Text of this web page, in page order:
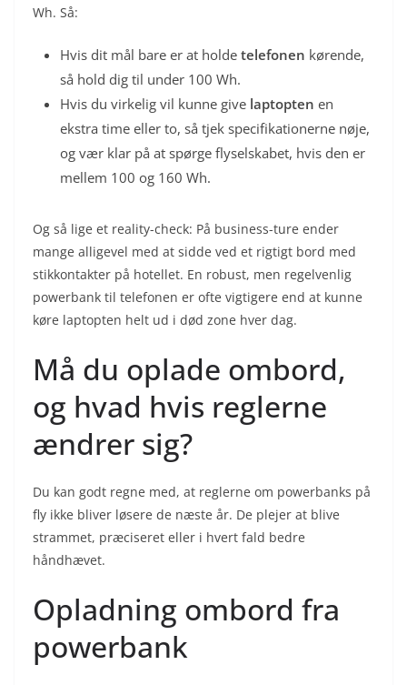
Wh. Så:
Hvis dit mål bare er at holde telefonen kørende,
så hold dig til under 100 Wh.
Hvis du virkelig vil kunne give laptopten en
ekstra time eller to, så tjek specifikationerne nøje,
og vær klar på at spørge flyselskabet, hvis den er
mellem 100 og 160 Wh.
Og så lige et reality-check: På business-ture ender
mange alligevel med at sidde ved et rigtigt bord med
stikkontakter på hotellet. En robust, men regelvenlig
powerbank til telefonen er ofte vigtigere end at kunne
køre laptopten helt ud i død zone hver dag.
Må du oplade ombord,
og hvad hvis reglerne
ændrer sig?
Du kan godt regne med, at reglerne om powerbanks på
fly ikke bliver løsere de næste år. De plejer at blive
strammet, præciseret eller i hvert fald bedre
håndhævet.
Opladning ombord fra
powerbank